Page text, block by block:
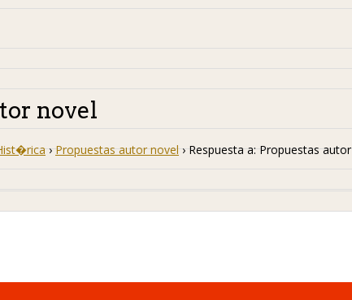
novel
› Propuestas autor novel › Respuesta a: Propuestas autor